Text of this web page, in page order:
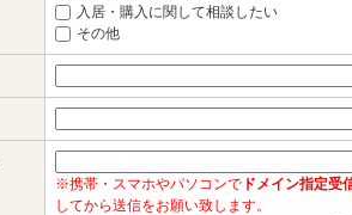
入居・購入に関して相談したい
その他
※携帯・スマホやパソコンで ドメイン指定受
してから送信をお願い致します。